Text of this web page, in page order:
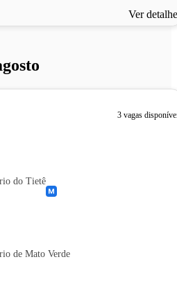
Ver
3 vagas
do Tietê
de Mato Verde